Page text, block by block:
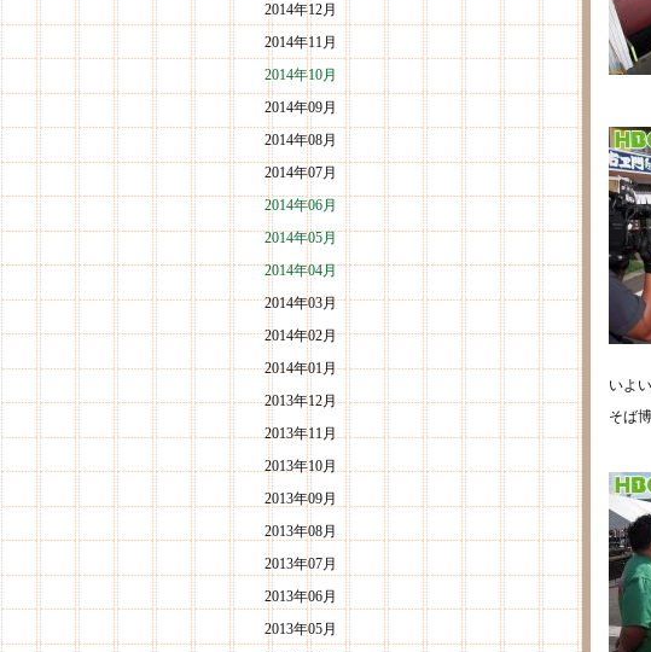
2014年12月
2014年11月
2014年10月
2014年09月
2014年08月
2014年07月
2014年06月
2014年05月
2014年04月
2014年03月
2014年02月
2014年01月
2013年12月
2013年11月
2013年10月
2013年09月
2013年08月
2013年07月
2013年06月
2013年05月
いよ
そば